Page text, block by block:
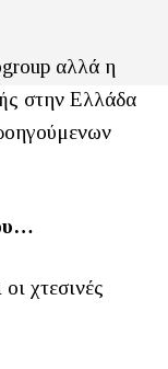
αλλά η
στην Ελλάδα
χτεσινές